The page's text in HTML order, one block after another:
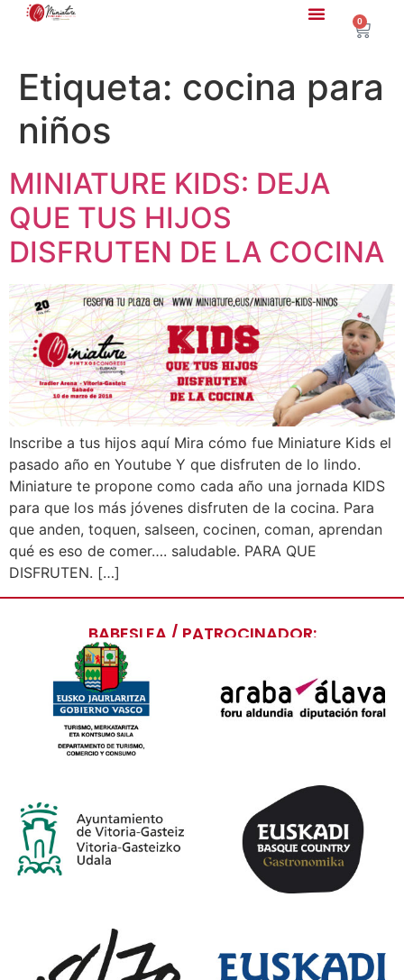
0
Etiqueta: cocina para
niños
MINIATURE KIDS: DEJA
QUE TUS HIJOS
DISFRUTEN DE LA COCINA
Inscribe a tus hijos aquí Mira cómo fue Miniature Kids el
pasado año en Youtube Y que disfruten de lo lindo.
Miniature te propone como cada año una jornada KIDS
para que los más jóvenes disfruten de la cocina. Para
que anden, toquen, salseen, cocinen, coman, aprendan
qué es eso de comer…. saludable. PARA QUE
DISFRUTEN. […]
BABESLEA / PATROCINADOR: